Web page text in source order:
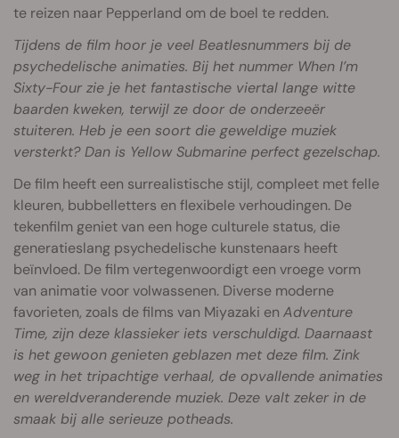
te reizen naar Pepperland om de boel te redden.
Tijdens de film hoor je veel Beatlesnummers bij de
psychedelische animaties. Bij het nummer When I’m
Sixty-Four zie je het fantastische viertal lange witte
baarden kweken, terwijl ze door de onderzeeër
stuiteren. Heb je een soort die geweldige muziek
versterkt? Dan is Yellow Submarine perfect gezelschap.
De film heeft een surrealistische stijl, compleet met felle
kleuren, bubbelletters en flexibele verhoudingen. De
tekenfilm geniet van een hoge culturele status, die
generatieslang psychedelische kunstenaars heeft
beïnvloed. De film vertegenwoordigt een vroege vorm
van animatie voor volwassenen. Diverse moderne
favorieten, zoals de films van Miyazaki en Adventure
Time, zijn deze klassieker iets verschuldigd. Daarnaast
is het gewoon genieten geblazen met deze film. Zink
weg in het tripachtige verhaal, de opvallende animaties
en wereldveranderende muziek. Deze valt zeker in de
smaak bij alle serieuze potheads.